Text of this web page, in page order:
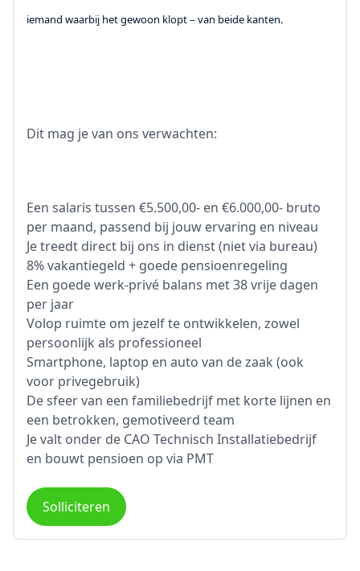
iemand waarbij het gewoon klopt – van beide kanten.
Dit mag je van ons verwachten:
Een salaris tussen €5.500,00- en €6.000,00- bruto
per maand, passend bij jouw ervaring en niveau
Je treedt direct bij ons in dienst (niet via bureau)
8% vakantiegeld + goede pensioenregeling
Een goede werk-privé balans met 38 vrije dagen
per jaar
Volop ruimte om jezelf te ontwikkelen, zowel
persoonlijk als professioneel
Smartphone, laptop en auto van de zaak (ook
voor privegebruik)
De sfeer van een familiebedrijf met korte lijnen en
een betrokken, gemotiveerd team
Je valt onder de CAO Technisch Installatiebedrijf
en bouwt pensioen op via PMT
Solliciteren